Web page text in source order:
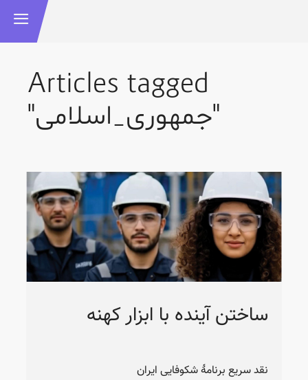
Articles tagged
"جمهوری_اسلامی"
ساختن آینده با ابزار کهنه
نقد سریع برنامهٔ شکوفایی ایران